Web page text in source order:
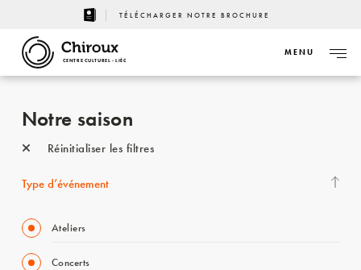
TÉLÉCHARGER NOTRE BROCHURE
CENTRE CULTUREL - LIÈGE
MENU
Notre saison
Réinitialiser les filtres
Type d’événement
Ateliers
Concerts